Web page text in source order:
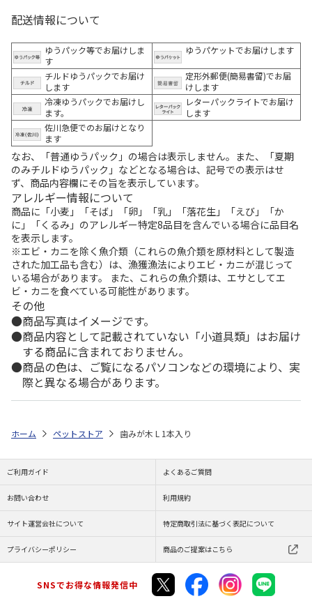
配送情報について
ゆうパック等でお届けしま
す
ゆうパケットでお届けします
チルドゆうパックでお届け
します
定形外郵便(簡易書留)でお届
けします
冷凍ゆうパックでお届けし
ます。
レターパックライトでお届け
します
佐川急便でのお届けとなり
ます
なお、「普通ゆうパック」の場合は表示しません。また、「夏期
のみチルドゆうパック」などとなる場合は、記号での表示はせ
ず、商品内容欄にその旨を表示しています。
アレルギー情報について
商品に「小麦」「そば」「卵」「乳」「落花生」「えび」「か
に」「くるみ」のアレルギー特定8品目を含んでいる場合に品目名
を表示します。
※エビ・カニを除く魚介類（これらの魚介類を原材料として製造
された加工品も含む）は、漁獲漁法によりエビ・カニが混じって
いる場合があります。 また、これらの魚介類は、エサとしてエ
ビ・カニを食べている可能性があります。
その他
商品写真はイメージです。
商品内容として記載されていない「小道具類」はお届け
する商品に含まれておりません。
商品の色は、ご覧になるパソコンなどの環境により、実
際と異なる場合があります。
ホーム ペットストア 歯みが木 L 1本入り
ご利用ガイド よくあるご質問
お問い合わせ 利用規約
サイト運営会社について 特定商取引法に基づく表記について
プライバシーポリシー 商品のご提案はこちら
SNSでお得な情報発信中